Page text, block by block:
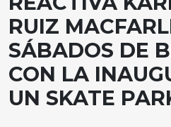
RUIZ
SÁBADOS DE
CON LA
UN SKATE